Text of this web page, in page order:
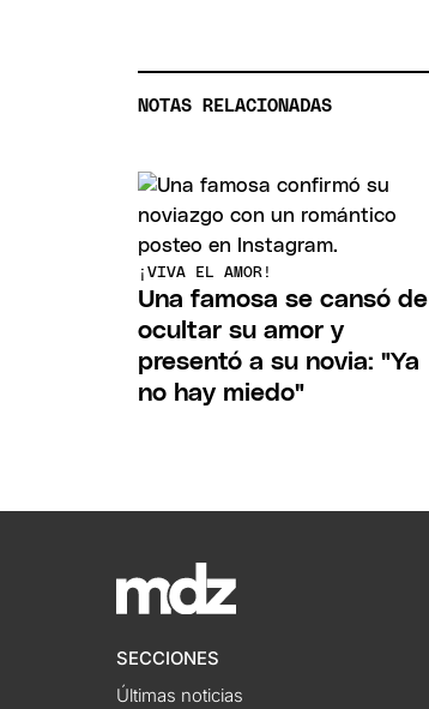
NOTAS RELACIONADAS
¡VIVA EL AMOR!
Una famosa se cansó de
ocultar su amor y
presentó a su novia: "Ya
no hay miedo"
SECCIONES
Últimas noticias